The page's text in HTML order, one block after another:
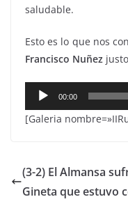
saludable.
Esto es lo que nos
Francisco Nuñez
Reproductor
de
00:00
[Galeria
(3-2) El Almansa
Gineta que estuvo